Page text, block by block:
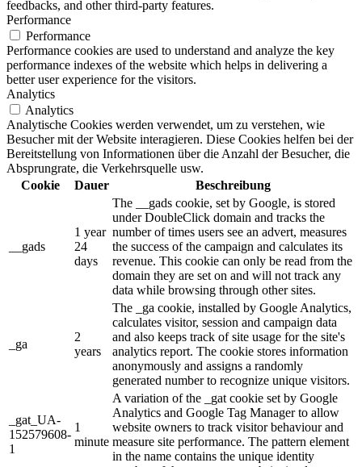
feedbacks, and other third-party features.
Performance
Performance
Performance cookies are used to understand and analyze the key
performance indexes of the website which helps in delivering a
better user experience for the visitors.
Analytics
Analytics
Analytische Cookies werden verwendet, um zu verstehen, wie
Besucher mit der Website interagieren. Diese Cookies helfen bei der
Bereitstellung von Informationen über die Anzahl der Besucher, die
Absprungrate, die Verkehrsquelle usw.
Cookie
Dauer Beschreibung
__gads
1 year
24
days
The __gads cookie, set by Google, is stored
under DoubleClick domain and tracks the
number of times users see an advert, measures
the success of the campaign and calculates its
revenue. This cookie can only be read from the
domain they are set on and will not track any
data while browsing through other sites.
_ga
2
years
The _ga cookie, installed by Google Analytics,
calculates visitor, session and campaign data
and also keeps track of site usage for the site's
analytics report. The cookie stores information
anonymously and assigns a randomly
generated number to recognize unique visitors.
_gat_UA-
152579608-
1
1
minute
A variation of the _gat cookie set by Google
Analytics and Google Tag Manager to allow
website owners to track visitor behaviour and
measure site performance. The pattern element
in the name contains the unique identity